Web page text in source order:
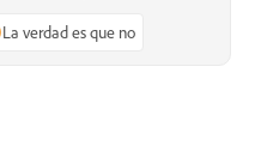
La verdad es que no